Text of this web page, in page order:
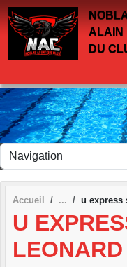
ALAIN
DU
Accueil u express
U
LEONARD
Panneau de gestion des